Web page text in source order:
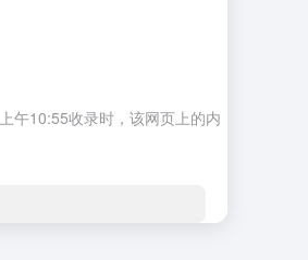
午10:55收录时，该网页上的内